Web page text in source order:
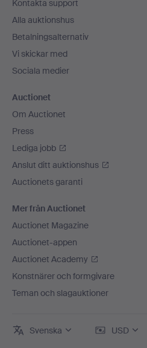
Kontakta support
Alla auktionshus
Betalningsalternativ
Vi skickar med
Sociala medier
Auctionet
Om Auctionet
Press
Lediga jobb
Anslut ditt auktionshus
Auctionets garanti
Mer från Auctionet
Auctionet Magazine
Auctionet-appen
Auctionet Academy
Konstnärer och formgivare
Teman och slagauktioner
Svenska USD